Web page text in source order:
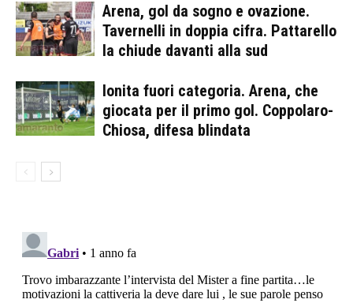
Arena, gol da sogno e ovazione.
Tavernelli in doppia cifra. Pattarello
la chiude davanti alla sud
Ionita fuori categoria. Arena, che
giocata per il primo gol. Coppolaro-
Chiosa, difesa blindata